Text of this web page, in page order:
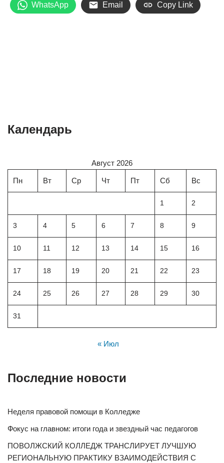
WhatsApp Email Copy Link
Календарь
Август 2026
Пн Вт Ср Чт Пт Сб Вс
1 2
3 4 5 6 7 8 9
10 11 12 13 14 15 16
17 18 19 20 21 22 23
24 25 26 27 28 29 30
31
« Июл
Последние новости
Неделя правовой помощи в Колледже
Фокус на главном: итоги года и звездный час педагогов
ПОВОЛЖСКИЙ КОЛЛЕДЖ ТРАНСЛИРУЕТ ЛУЧШУЮ
РЕГИОНАЛЬНУЮ ПРАКТИКУ ВЗАИМОДЕЙСТВИЯ С